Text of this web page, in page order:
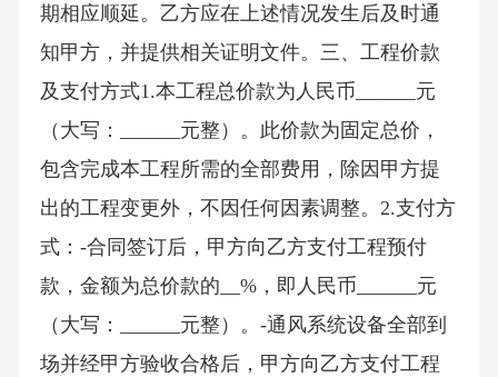
期相应顺延。乙方应在上述情况发生后及时通
知甲方，并提供相关证明文件。三、工程价款
及支付方式1.本工程总价款为人民币______元
（大写：______元整）。此价款为固定总价，
包含完成本工程所需的全部费用，除因甲方提
出的工程变更外，不因任何因素调整。2.支付方
式：-合同签订后，甲方向乙方支付工程预付
款，金额为总价款的__%，即人民币______元
（大写：______元整）。-通风系统设备全部到
场并经甲方验收合格后，甲方向乙方支付工程